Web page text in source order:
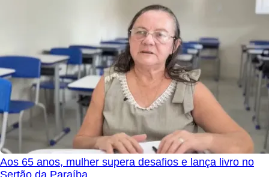
Aos 65 anos, mulher supera desafios e lança livro no
Sertão da Paraíba